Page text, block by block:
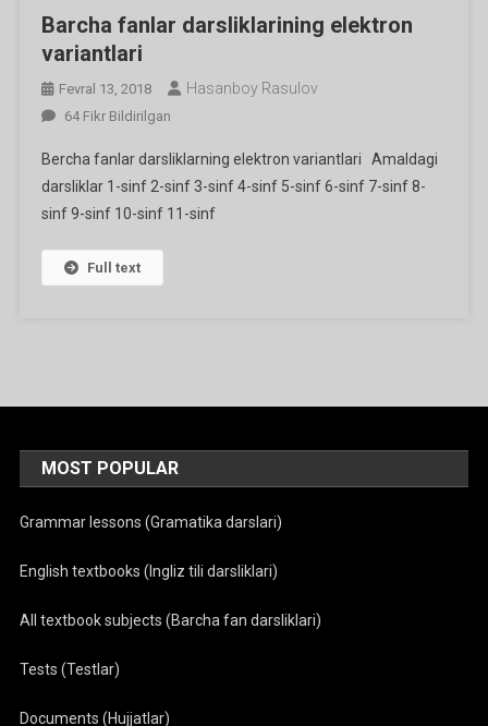
Barcha fanlar darsliklarining elektron
variantlari
Fevral 13, 2018 Hasanboy Rasulov
Barcha
Darsliklarining
Elektron
Variantlari
64 Fikr Bildirilgan
Bercha fanlar darsliklarning elektron variantlari Amaldagi
darsliklar 1-sinf 2-sinf 3-sinf 4-sinf 5-sinf 6-sinf 7-sinf 8-
sinf 9-sinf 10-sinf 11-sinf
Full text
MOST POPULAR
Grammar lessons (Gramatika darslari)
English textbooks (Ingliz tili darsliklari)
All textbook subjects (Barcha fan darsliklari)
Tests (Testlar)
Documents (Hujjatlar)